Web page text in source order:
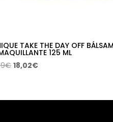
TAKE THE DAY OFF
125 ML
€ El
era:
18,02€El
es: